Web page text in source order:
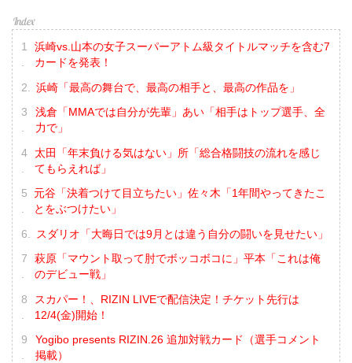
浜崎vs.山本の女子スーパーアトム級タイトルマッチを含む7
カードを発表！
浜崎「最高の舞台で、最高の相手と、最高の作品を」
浅倉「MMAでは自分が先輩」あい「相手はトップ選手、全
力で」
太田「年末負ける気はない」所「総合格闘技の流れを感じ
てもらえれば」
元谷「決着つけて目立ちたい」佐々木「1年間やってきたこ
とをぶつけたい」
スダリオ「大晦日では9月とは違う自分の闘いを見せたい」
萩原「マウント取って肘でボッコボコに」平本「これは俺
のデビュー戦」
スカパー！、RIZIN LIVEで配信決定！チケット先行は
12/4(金)開始！
Yogibo presents RIZIN.26 追加対戦カード（選手コメント
掲載）